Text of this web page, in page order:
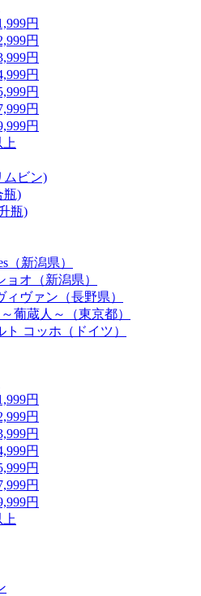
円
円
円
円
円
円
円
上
ムビン)
瓶)
瓶)
（新潟県）
ョオ（新潟県）
ィヴァン（長野県）
葡蔵人～（東京都）
ト コッホ（ドイツ）
円
円
円
円
円
円
円
上